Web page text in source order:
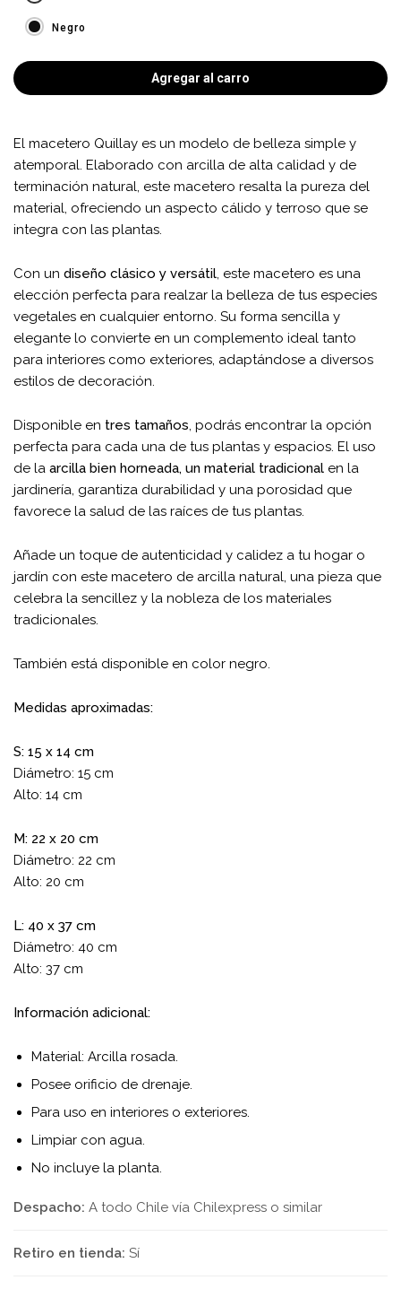
Negro
Agregar al carro
El macetero Quillay es un modelo de belleza simple y
atemporal. Elaborado con arcilla de alta calidad y de
terminación natural, este macetero resalta la pureza del
material, ofreciendo un aspecto cálido y terroso que se
integra con las plantas.
Con un diseño clásico y versátil , este macetero es una
elección perfecta para realzar la belleza de tus especies
vegetales en cualquier entorno. Su forma sencilla y
elegante lo convierte en un complemento ideal tanto
para interiores como exteriores, adaptándose a diversos
estilos de decoración.
Disponible en tres tamaños , podrás encontrar la opción
perfecta para cada una de tus plantas y espacios. El uso
de la arcilla bien horneada, un material tradicional en la
jardinería, garantiza durabilidad y una porosidad que
favorece la salud de las raíces de tus plantas.
Añade un toque de autenticidad y calidez a tu hogar o
jardín con este macetero de arcilla natural, una pieza que
celebra la sencillez y la nobleza de los materiales
tradicionales.
También está disponible en color negro.
Medidas aproximadas:
S: 15 x 14 cm
Diámetro: 15 cm
Alto: 14 cm
M: 22 x 20 cm
Diámetro: 22 cm
Alto: 20 cm
L: 40 x 37 cm
Diámetro: 40 cm
Alto: 37 cm
Información adicional:
Material: Arcilla rosada.
Posee orificio de drenaje.
Para uso en interiores o exteriores.
Limpiar con agua.
No incluye la planta.
Despacho: A todo Chile vía Chilexpress o similar
Retiro en tienda: Sí